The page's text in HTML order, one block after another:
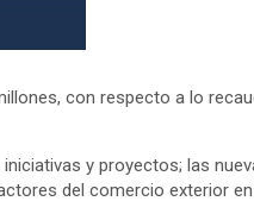
con respecto a lo
y proyectos; las
del comercio exterior